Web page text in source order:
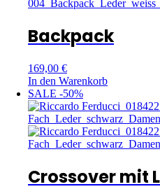
Backpack
169,00 €
In den Warenkorb
SALE -50%
Crossover mit